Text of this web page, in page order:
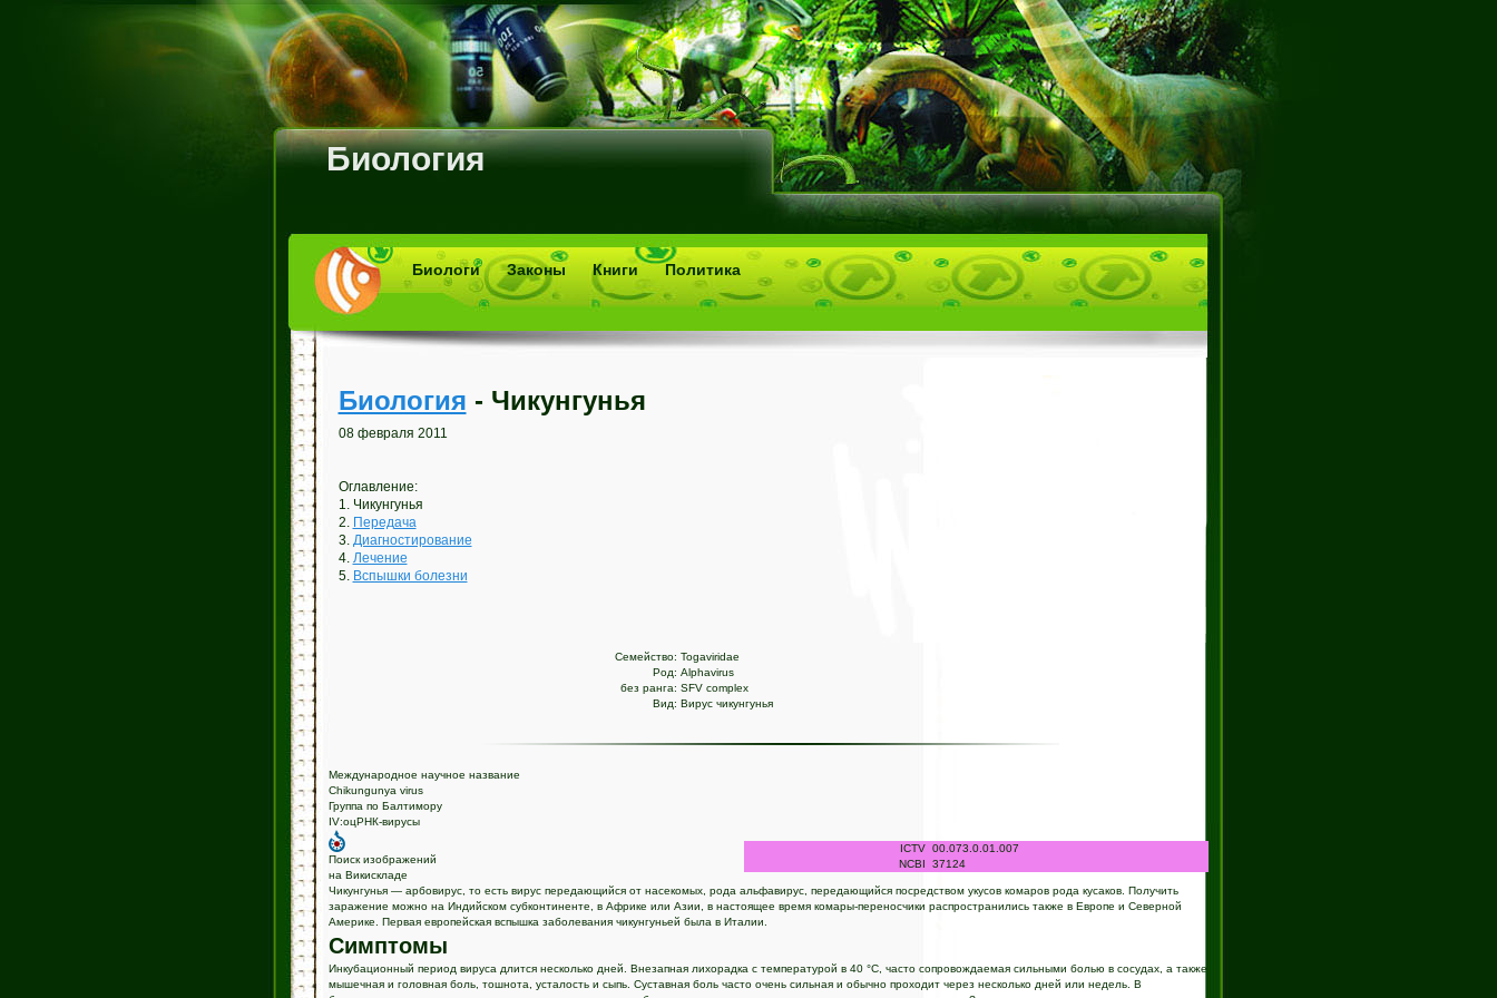
Биология
Биологи Законы Книги Политика
Биология - Чикунгунья
08 февраля 2011
Оглавление:
1. Чикунгунья
2. Передача
3. Диагностирование
4. Лечение
5. Вспышки болезни
Семейство: Togaviridae
Род: Alphavirus
без ранга: SFV complex
Вид: Вирус чикунгунья
Международное научное название
Chikungunya virus
Группа по Балтимору
IV:оцРНК-вирусы
Поиск изображений
на Викискладе
ICTV 00.073.0.01.007
NCBI
37124
Чикунгунья — арбовирус, то есть вирус передающийся от насекомых, рода альфавирус, передающийся посредством укусов комаров рода кусаков. Получить
заражение можно на Индийском субконтиненте, в Африке или Азии, в настоящее время комары-переносчики распространились также в Европе и Северной
Америке. Первая европейская вспышка заболевания чикунгуньей была в Италии.
Симптомы
Инкубационный период вируса длится несколько дней. Внезапная лихорадка с температурой в 40 °C, часто сопровождаемая сильными болью в сосудах, а также
мышечная и головная боль, тошнота, усталость и сыпь. Суставная боль часто очень сильная и обычно проходит через несколько дней или недель. В